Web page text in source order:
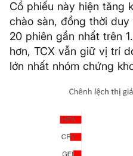
Cổ phiếu này hiện tăng
chào sàn, đồng thời
20 phiên gần nhất trên
hơn, TCX vẫn giữ vị trí
lớn nhất nhóm chứng